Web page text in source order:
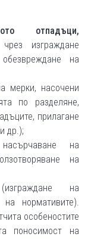
отпадъци,
чрез изграждане
на
мерки, насочени
по разделяне,
прилагане
др.);
на
на
(изграждане на
нормативите).
особеностите
поносимост на